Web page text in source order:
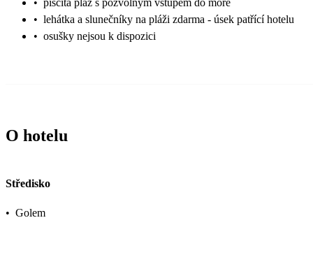
• písčitá pláž s pozvolným vstupem do moře
• lehátka a slunečníky na pláži zdarma - úsek patřící hotelu
• osušky nejsou k dispozici
O hotelu
Středisko
• Golem